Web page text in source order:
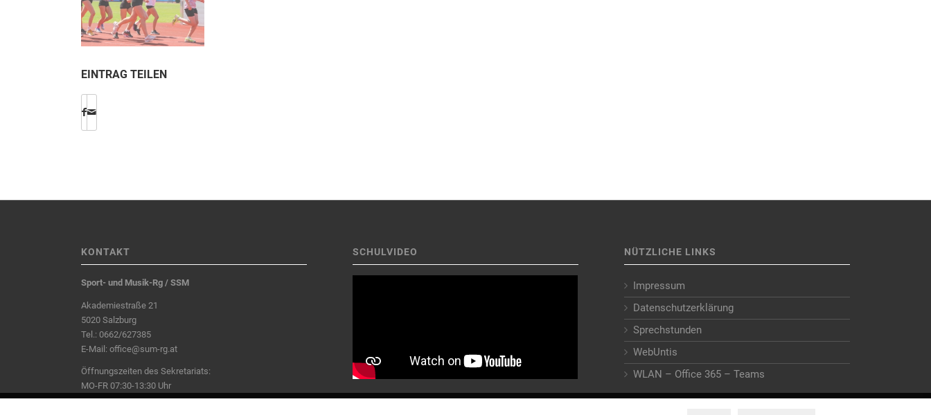
EINTRAG TEILEN
KONTAKT
Sport- und Musik-Rg / SSM
Akademiestraße 21
5020 Salzburg
Tel.:0662/627385
E-Mail:office@sum-rg.at
Öffnungszeiten des Sekretariats:
MO-FR 07:30-13:30 Uhr
SCHULVIDEO NÜTZLICHE LINKS
Impressum
Datenschutzerklärung
Sprechstunden
WebUntis
WLAN – Office 365 – Teams